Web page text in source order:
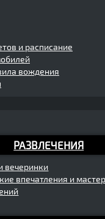
и расписание
вождения
РАЗВЛЕЧЕНИЯ
вечеринки
впечатления и